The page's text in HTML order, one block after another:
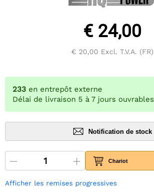
€ 24,00
€ 20,00 Excl. T.V.A. (FR)
233 en entrepôt externe
Délai de livraison 5 à 7 jours ouvrables
Notification de stock
Chariot
Afficher les remises progressives